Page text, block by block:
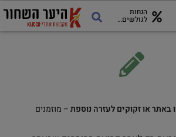
הנחות
לגולשים…
או זקוקים לעזרה נוספת– מוזמנים